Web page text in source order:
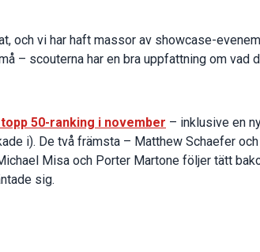
och vi har haft massor av showcase-
– scouterna har en bra uppfattning om vad
50-ranking i november – inklusive en
i). De två främsta – Matthew Schaefer
Misa och Porter Martone följer tätt
sig.